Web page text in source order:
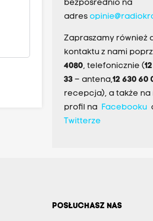
bezpośrednio na
adres
Zapraszamy również
kontaktu z nami
4080, telefonicznie (
33– antena,12 630 60
recepcja), a także na
profil na Facebooku
Twitterze
POSŁUCHASZ NAS